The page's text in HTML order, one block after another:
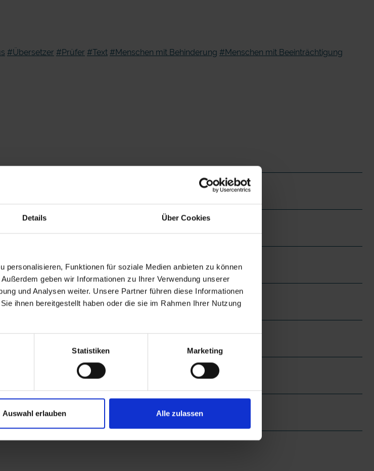
Details Über Cookies
personalisieren, Funktionen für soziale Medien anbieten zu können
geben wir Informationen zu Ihrer Verwendung unserer
und Analysen weiter. Unsere Partner führen diese Informationen
ihnen bereitgestellt haben oder die sie im Rahmen Ihrer Nutzung
Statistiken Marketing
Auswahl erlauben Alle zulassen
#Übersetzer #Prüfer #Text #Menschen mit Behinderung #Menschen mit Beeinträchtigung
Sprache